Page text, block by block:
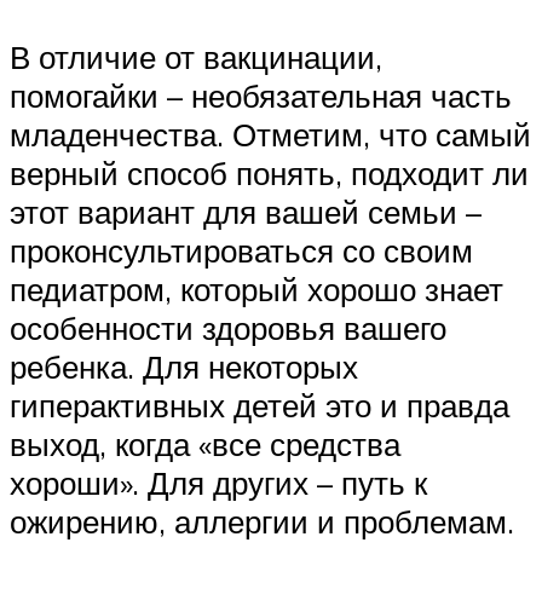
В отличие от вакцинации,
помогайки – необязательная часть
младенчества. Отметим, что самый
верный способ понять, подходит ли
этот вариант для вашей семьи –
проконсультироваться со своим
педиатром, который хорошо знает
особенности здоровья вашего
ребенка. Для некоторых
гиперактивных детей это и правда
выход, когда «все средства
хороши». Для других – путь к
ожирению, аллергии и проблемам.